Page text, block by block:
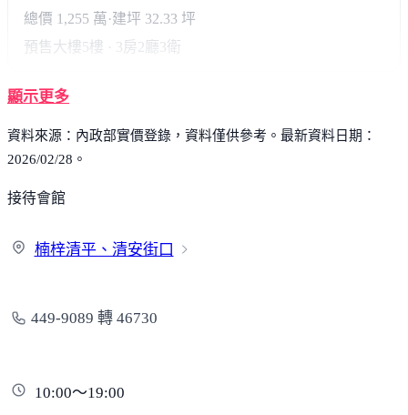
總價 1,255 萬 ·建坪 32.33 坪
預售大樓5樓 · 3房2廳3衛
顯示更多
資料來源：內政部實價登錄，資料僅供參考。最新資料日期：
2026/02/28。
接待會館
楠梓清平、清安街口
449-9089 轉 46730
10:00～19:00